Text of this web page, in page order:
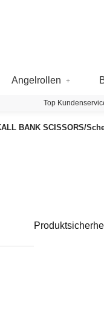
Angelrollen
Top
BANK SCISSORS/